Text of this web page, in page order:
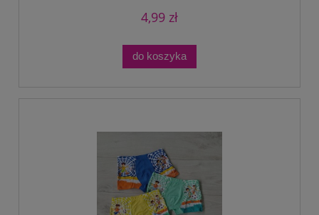
4,99 zł
do koszyka